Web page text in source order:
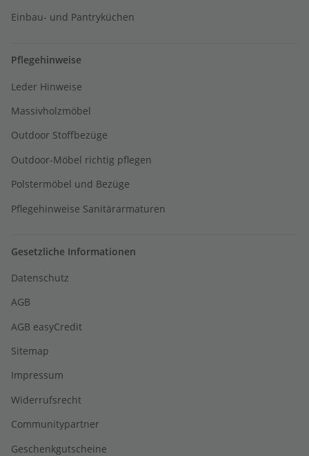
Einbau- und Pantryküchen
Pflegehinweise
Leder Hinweise
Massivholzmöbel
Outdoor Stoffbezüge
Outdoor-Möbel richtig pflegen
Polstermöbel und Bezüge
Pflegehinweise Sanitärarmaturen
Gesetzliche Informationen
Datenschutz
AGB
AGB easyCredit
Sitemap
Impressum
Widerrufsrecht
Communitypartner
Geschenkgutscheine